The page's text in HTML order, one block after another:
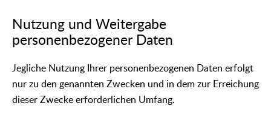
Nutzung und Weitergabe
personenbezogener Daten
Jegliche Nutzung Ihrer personenbezogenen Daten erfolgt
nur zu den genannten Zwecken und in dem zur Erreichung
dieser Zwecke erforderlichen Umfang.